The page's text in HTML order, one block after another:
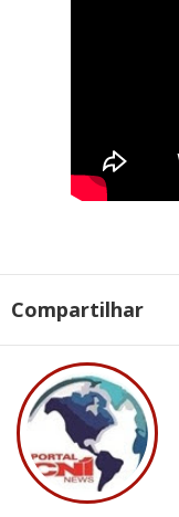
Compartilhar